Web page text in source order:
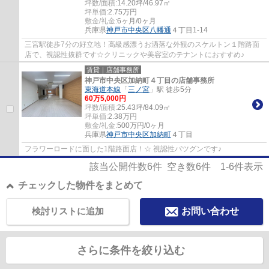
坪数/面積:14.20坪/46.97㎡
坪単価:2.75万円
敷金/礼金:6ヶ月/0ヶ月
兵庫県神戸市中央区八幡通 ４丁目1-14
三宮駅徒歩7分の好立地！高級感漂うお洒落な外観のスケルトン１階路面
店で、視認性抜群です☆クリニックや美容室のテナントにおすすめ♪
賃貸｜店舗事務所
神戸市中央区加納町４丁目の店舗事務所
東海道本線 「 三ノ宮 」駅 徒歩5分
60万5,000円
坪数/面積:25.43坪/84.09㎡
坪単価:2.38万円
敷金/礼金:500万円/0ヶ月
兵庫県神戸市中央区加納町 ４丁目
フラワーロードに面した1階路面店！☆ 視認性バツグンです♪
該当公開件数6件 空き数6件 1-6件表示
チェックした物件をまとめて
お問い合わせ
検討リストに追加
さらに条件を絞り込む